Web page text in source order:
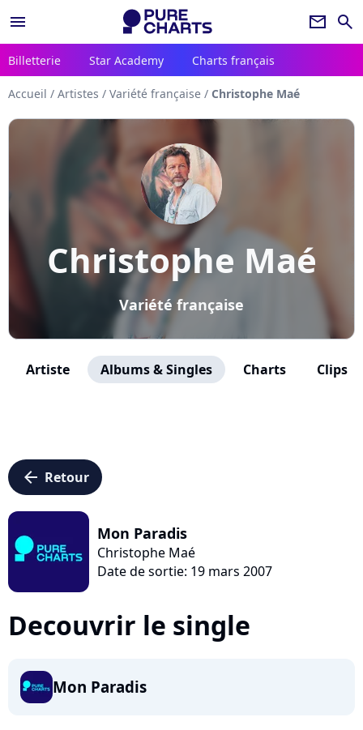
menu newsletter search
Billetterie Star Academy Charts français
Accueil / Artistes / Variété française / Christophe Maé
Christophe Maé
Variété française
Artiste Albums & Singles Charts Clips
arrow_left Retour
Mon Paradis
Christophe Maé
Date de sortie: 19 mars 2007
Decouvrir le single
Mon Paradis